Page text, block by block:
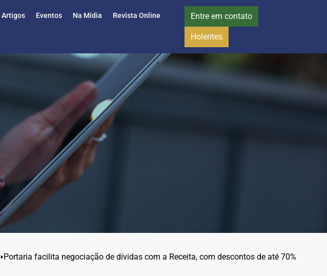
Artigos Eventos Na Mídia Revista Online Entre em contato
Holerites
🢒Portaria facilita negociação de dívidas com a Receita, com descontos de até 70%